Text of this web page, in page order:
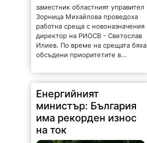
заместник областният управител
Зорница Михайлова проведоха
работна среща с новоназначения
директор на РИОСВ - Светослав
Илиев. По време на срещата бяха
обсъдени приоритетите в...
Енергийният
министър: България
има рекорден износ
на ток